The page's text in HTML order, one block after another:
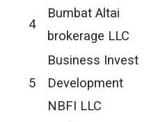
4
Bumbat Altai
brokerage LLC
5
Business Invest
Development
NBFI LLC